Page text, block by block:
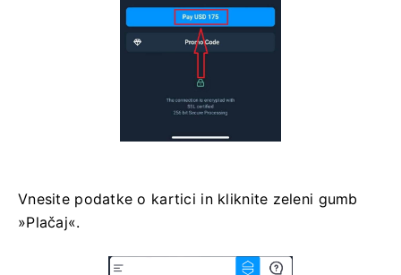
Vnesite podatke o kartici in kliknite zeleni gumb
»Plačaj«.